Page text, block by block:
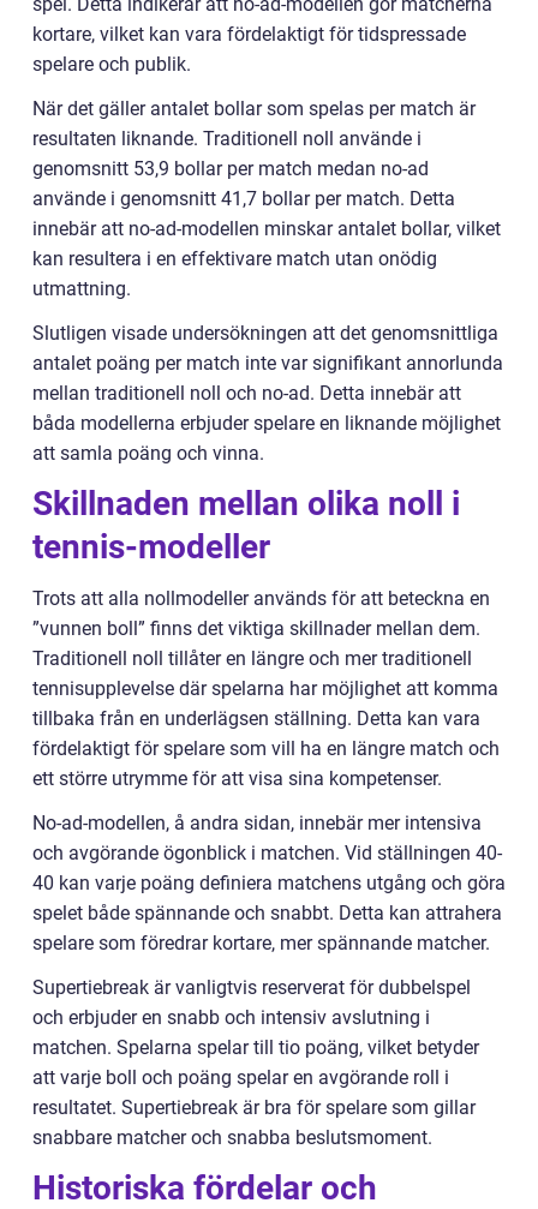
kortare, vilket kan vara fördelaktigt för tidspressade
spelare och publik.
När det gäller antalet bollar som spelas per match är
resultaten liknande. Traditionell noll använde i
genomsnitt 53,9 bollar per match medan no-ad
använde i genomsnitt 41,7 bollar per match. Detta
innebär att no-ad-modellen minskar antalet bollar, vilket
kan resultera i en effektivare match utan onödig
utmattning.
Slutligen visade undersökningen att det genomsnittliga
antalet poäng per match inte var signifikant annorlunda
mellan traditionell noll och no-ad. Detta innebär att
båda modellerna erbjuder spelare en liknande möjlighet
att samla poäng och vinna.
Skillnaden mellan olika noll i
tennis-modeller
Trots att alla nollmodeller används för att beteckna en
”vunnen boll” finns det viktiga skillnader mellan dem.
Traditionell noll tillåter en längre och mer traditionell
tennisupplevelse där spelarna har möjlighet att komma
tillbaka från en underlägsen ställning. Detta kan vara
fördelaktigt för spelare som vill ha en längre match och
ett större utrymme för att visa sina kompetenser.
No-ad-modellen, å andra sidan, innebär mer intensiva
och avgörande ögonblick i matchen. Vid ställningen 40-
40 kan varje poäng definiera matchens utgång och göra
spelet både spännande och snabbt. Detta kan attrahera
spelare som föredrar kortare, mer spännande matcher.
Supertiebreak är vanligtvis reserverat för dubbelspel
och erbjuder en snabb och intensiv avslutning i
matchen. Spelarna spelar till tio poäng, vilket betyder
att varje boll och poäng spelar en avgörande roll i
resultatet. Supertiebreak är bra för spelare som gillar
snabbare matcher och snabba beslutsmoment.
Historiska fördelar och